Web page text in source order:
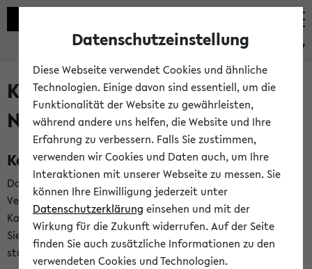
eKVV
Kalenderintegration und
Newsfeeds
Kalenderintegration
Das eKVV bietet Ihnen die Möglichkeit,
Veranstaltungstermine in eine Vielzahl von
Kalenderanwendungen einzubinden. Auf diese Weise können
Sie einen gemeinsamen Überblick über Ihre privaten und
studienbezogenen Termine erhalten.
Datenschutzeinstellung
Diese Webseite verwendet Cookies und ähnliche
Technologien. Einige davon sind essentiell, um die
Funktionalität der Website zu gewährleisten,
während andere uns helfen, die Website und Ihre
Erfahrung zu verbessern. Falls Sie zustimmen,
verwenden wir Cookies und Daten auch, um Ihre
Interaktionen mit unserer Webseite zu messen. Sie
können Ihre Einwilligung jederzeit unter
Datenschutzerklärung einsehen und mit der
Wirkung für die Zukunft widerrufen. Auf der Seite
finden Sie auch zusätzliche Informationen zu den
verwendeten Cookies und Technologien.